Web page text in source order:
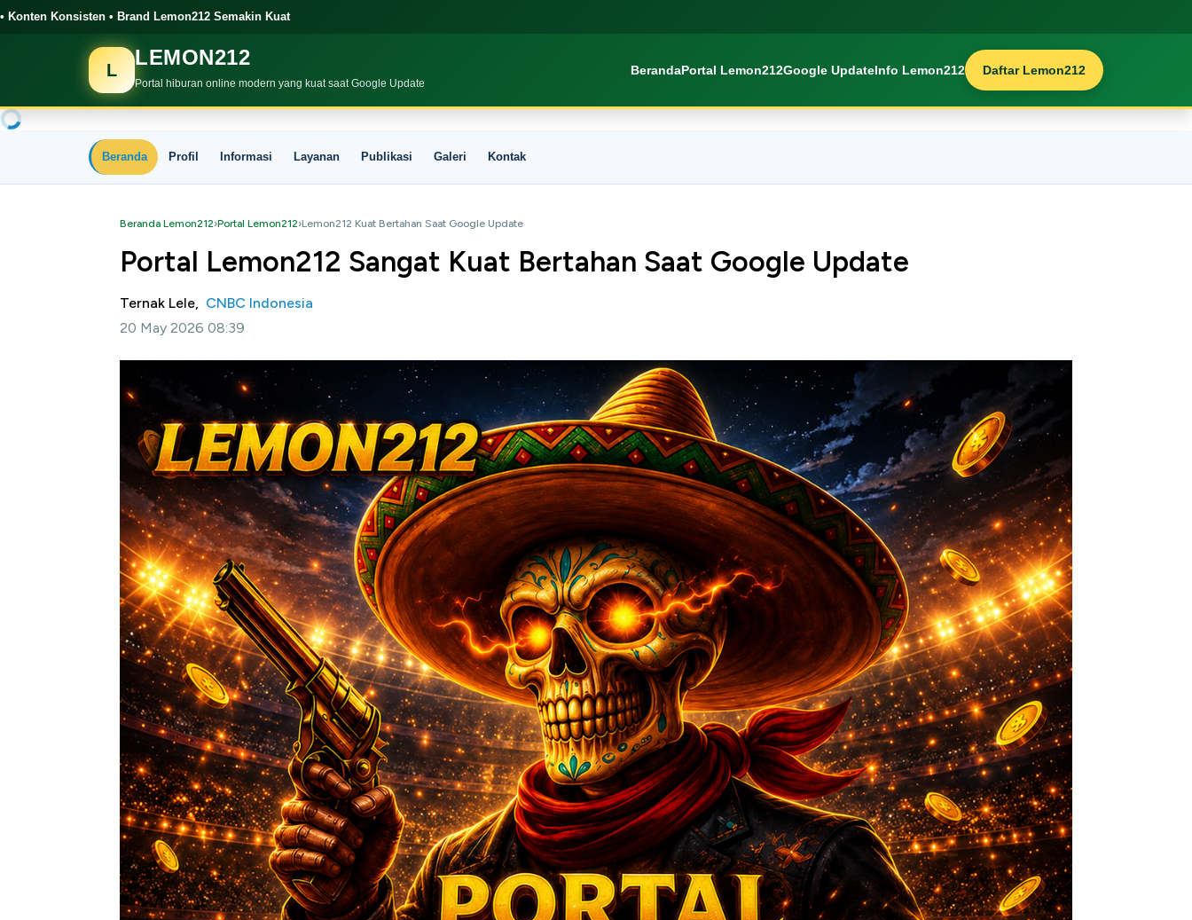
Lemon212 Semakin Kuat
L
LEMON212
Portal hiburan online modern yang kuat saat Google Update
BerandaPortal Lemon212Google UpdateInfo Lemon212 Daftar Lemon212
Beranda Profil Informasi Layanan Publikasi Galeri Kontak
Beranda Lemon212›Portal Lemon212›Lemon212 Kuat Bertahan Saat Google Update
Portal Lemon212 Sangat Kuat Bertahan Saat Google Update
Ternak Lele, CNBC Indonesia
20 May 2026 08:39